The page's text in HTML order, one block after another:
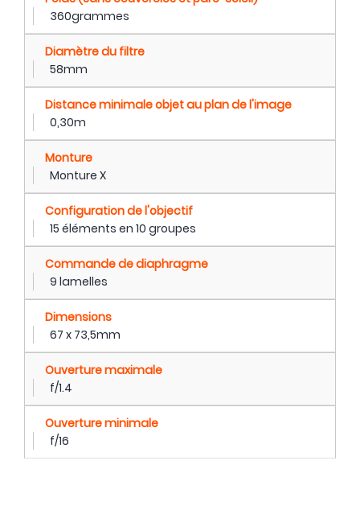
360grammes
Diamètre du filtre
58mm
Distance minimale objet au plan de l'image
0,30m
Monture
Monture X
Configuration de l'objectif
15 éléments en 10 groupes
Commande de diaphragme
9 lamelles
Dimensions
67 x 73,5mm
Ouverture maximale
f/1.4
Ouverture minimale
f/16